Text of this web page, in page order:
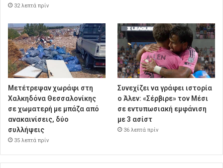
32 λεπτά πρίν
Μετέτρεψαν χωράφι στη
Χαλκηδόνα Θεσσαλονίκης
σε χωματερή με μπάζα από
ανακαινίσεις, δύο
συλλήψεις
35 λεπτά πρίν
Συνεχίζει να γράφει ιστορία
ο Άλεν: «Σέρβιρε» τον Μέσι
σε εντυπωσιακή εμφάνιση
με 3 ασίστ
36 λεπτά πρίν